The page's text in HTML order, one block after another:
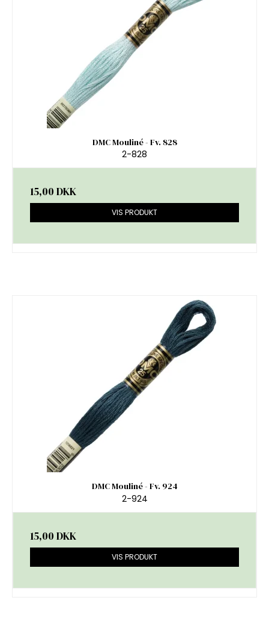
DMC Mouliné - Fv. 828
2-828
15,00 DKK
VIS PRODUKT
DMC Mouliné - Fv. 924
2-924
15,00 DKK
VIS PRODUKT